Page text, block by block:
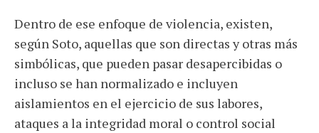
Dentro de ese enfoque de violencia, existen,
según Soto, aquellas que son directas y otras más
simbólicas, que pueden pasar desapercibidas o
incluso se han normalizado e incluyen
aislamientos en el ejercicio de sus labores,
ataques a la integridad moral o control social